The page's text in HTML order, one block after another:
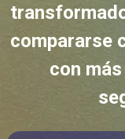
compararse
con